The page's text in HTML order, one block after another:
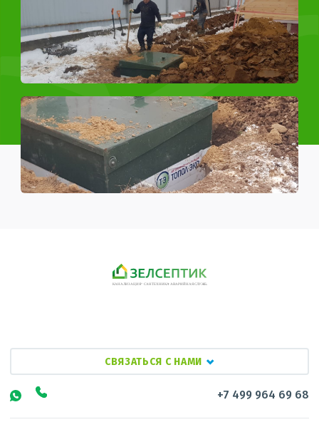
СВЯЗАТЬСЯ С НАМИ
+7 499 964 69 68